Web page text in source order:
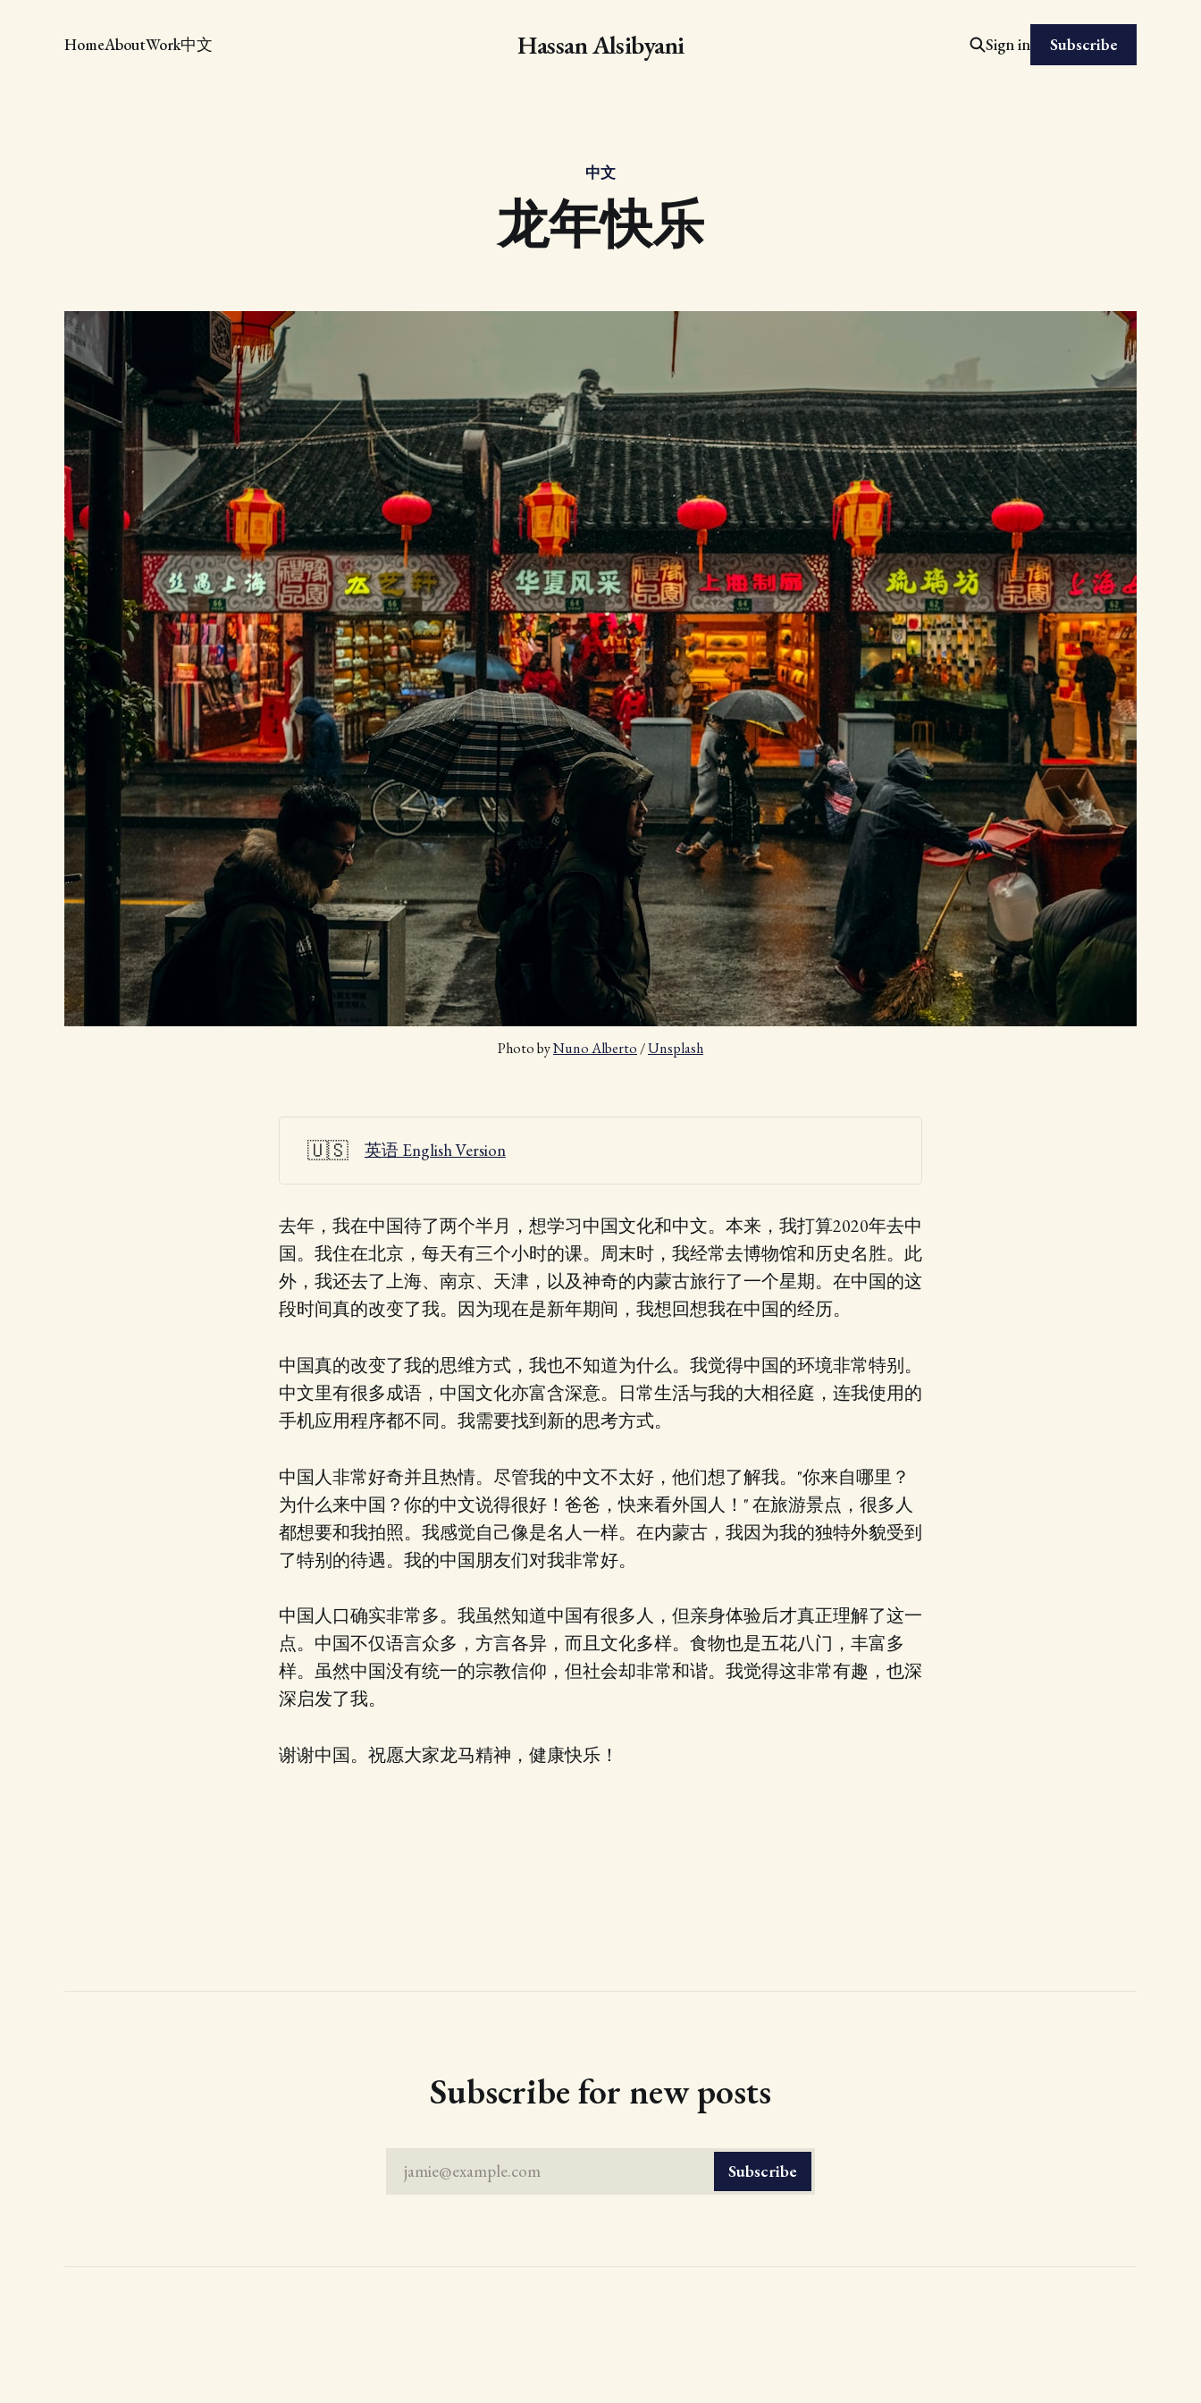
Hassan Alsibyani
HomeAboutWork中文 Sign in Subscribe
中文
龙年快乐
Photo by Nuno Alberto / Unsplash
🇺🇸 英语 English Version
去年，我在中国待了两个半月，想学习中国文化和中文。本来，我打算2020年去中
国。我住在北京，每天有三个小时的课。周末时，我经常去博物馆和历史名胜。此
外，我还去了上海、南京、天津，以及神奇的内蒙古旅行了一个星期。在中国的这
段时间真的改变了我。因为现在是新年期间，我想回想我在中国的经历。
中国真的改变了我的思维方式，我也不知道为什么。我觉得中国的环境非常特别。
中文里有很多成语，中国文化亦富含深意。日常生活与我的大相径庭，连我使用的
手机应用程序都不同。我需要找到新的思考方式。
中国人非常好奇并且热情。尽管我的中文不太好，他们想了解我。"你来自哪里？
为什么来中国？你的中文说得很好！爸爸，快来看外国人！" 在旅游景点，很多人
都想要和我拍照。我感觉自己像是名人一样。在内蒙古，我因为我的独特外貌受到
了特别的待遇。我的中国朋友们对我非常好。
中国人口确实非常多。我虽然知道中国有很多人，但亲身体验后才真正理解了这一
点。中国不仅语言众多，方言各异，而且文化多样。食物也是五花八门，丰富多
样。虽然中国没有统一的宗教信仰，但社会却非常和谐。我觉得这非常有趣，也深
深启发了我。
谢谢中国。祝愿大家龙马精神，健康快乐！
Subscribe for new posts
jamie@example.com Subscribe